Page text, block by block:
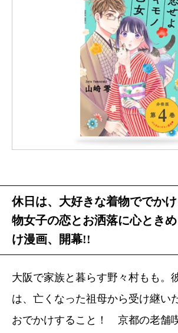
休日は、大好きな着物ででか
物女子の恋とお洒落に心とき
け漫画、開幕!!
大阪で家族と暮らす野々村もも。
は、亡くなった祖母から受け継い
おでかけすること！ 京都の老舗